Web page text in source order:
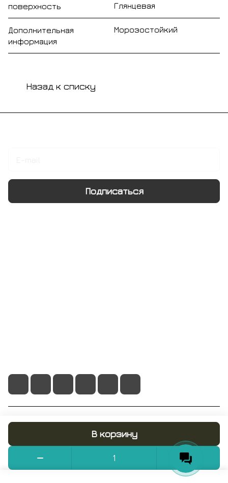
В корзину
поверхность Глянцевая
Дополнительная
информация
Морозостойкий
Назад к списку
Подписаться
© 2026 RUMIX.SHOP
Конфиденциальность